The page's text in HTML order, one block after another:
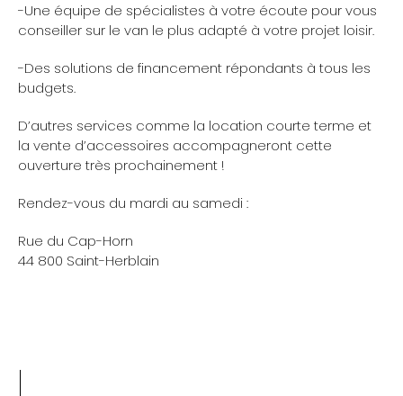
-Une équipe de spécialistes à votre écoute pour vous
conseiller sur le van le plus adapté à votre projet loisir.
-Des solutions de financement répondants à tous les
budgets.
D’autres services comme la location courte terme et
la vente d’accessoires accompagneront cette
ouverture très prochainement !
Rendez-vous du mardi au samedi :
Rue du Cap-Horn
44 800 Saint-Herblain